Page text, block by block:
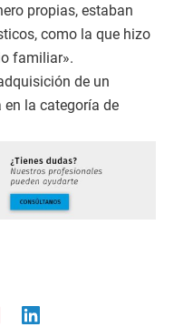
propias, estaban
como la que hizo
familiar».
de un
la categoría de